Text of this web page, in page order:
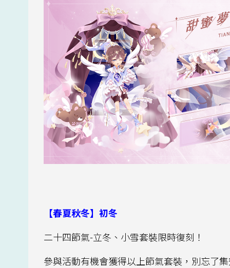
【春夏秋冬】初冬
二十四節氣-立冬、小雪套裝限時復刻！
參與活動有機會獲得以上節氣套裝，別忘了